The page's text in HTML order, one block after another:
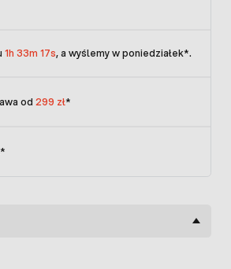
1h 33m 17s, a wyślemy w poniedziałek*.
od 299 zł*